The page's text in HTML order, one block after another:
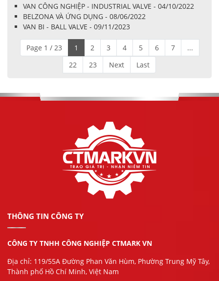
VAN CÔNG NGHIỆP - INDUSTRIAL VALVE - 04/10/2022
BELZONA VÀ ỨNG DỤNG - 08/06/2022
VAN BI - BALL VALVE - 09/11/2023
Page 1 / 23 1 2 3 4 5 6 7
...
22
23 Next Last
THÔNG TIN CÔNG TY
CÔNG TY TNHH CÔNG NGHIỆP CTMARK VN
Địa chỉ: 119/55A Đường Phan Văn Hùm, Phường Trung Mỹ Tây,
Thành phố Hồ Chí Minh, Việt Nam